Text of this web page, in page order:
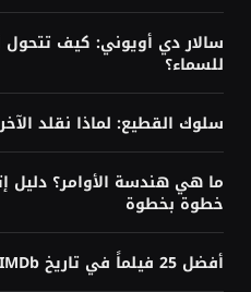
سالار دي أويوني: كيف تتحول
للسماء؟
سلوك القطيع: لماذا نقلد
خطوة بخطوة
أفضل 25 فيلماً في تاريخ IMDb حسب تقييم الجمهور 2026